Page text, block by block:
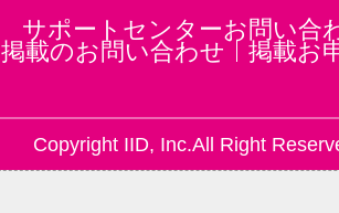
サポートセンターお問い合
掲載のお問い合わせ
掲載お
Copyright IID, Inc.All Right